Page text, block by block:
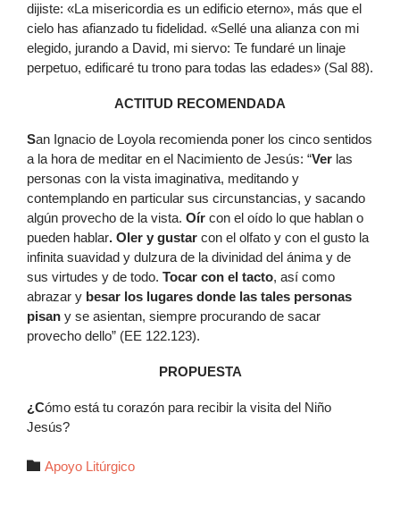
dijiste: «La misericordia es un edificio eterno», más que el
cielo has afianzado tu fidelidad. «Sellé una alianza con mi
elegido, jurando a David, mi siervo: Te fundaré un linaje
perpetuo, edificaré tu trono para todas las edades» (Sal 88).
ACTITUD RECOMENDADA
San Ignacio de Loyola recomienda poner los cinco sentidos
a la hora de meditar en el Nacimiento de Jesús: “Ver las
personas con la vista imaginativa, meditando y
contemplando en particular sus circunstancias, y sacando
algún provecho de la vista. Oír con el oído lo que hablan o
pueden hablar. Oler y gustar con el olfato y con el gusto la
infinita suavidad y dulzura de la divinidad del ánima y de
sus virtudes y de todo. Tocar con el tacto, así como
abrazar y besar los lugares donde las tales personas
pisan y se asientan, siempre procurando de sacar
provecho dello” (EE 122.123).
PROPUESTA
¿Cómo está tu corazón para recibir la visita del Niño
Jesús?
 Autor
Apoyo Litúrgico